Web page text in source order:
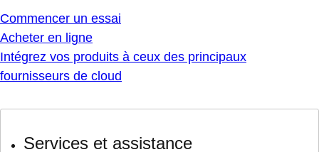
Commencer un essai
Acheter en ligne
Intégrez vos produits à ceux des principaux
fournisseurs de cloud
Services et assistance